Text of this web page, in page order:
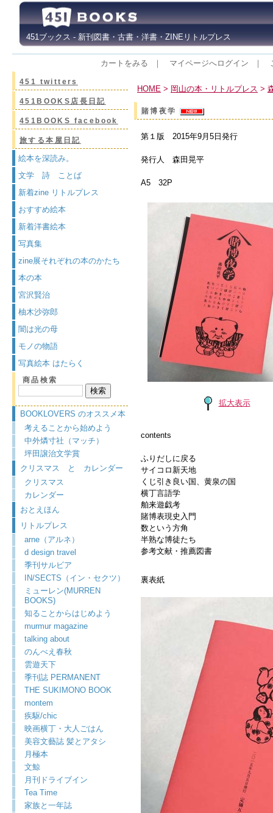
451ブックス - 新刊図書・古書・洋書・ZINEリトルプレス
カートをみる ｜ マイページへログイン ｜
451 twitters
451BOOKS店長日記
451BOOKS facebook
旅する本屋日記
絵本を深読み。
文学 詩 ことば
新着zine リトルプレス
おすすめ絵本
新着洋書絵本
写真集
zine展それぞれの本のかたち
本の本
宮沢賢治
柚木沙弥郎
闇は光の母
モノの物語
写真絵本 はたらく
商品検索
BOOKLOVERS のオススメ本
考えることから始めよう
中外燐寸社（マッチ）
坪田譲治文学賞
クリスマス と カレンダー
クリスマス
カレンダー
おとえほん
リトルプレス
arne（アルネ）
d design travel
季刊サルビア
IN/SECTS（イン・セクツ）
ミューレン(MURREN
BOOKS)
知ることからはじめよう
murmur magazine
talking about
のんべえ春秋
雲遊天下
季刊誌 PERMANENT
THE SUKIMONO BOOK
montem
疾駆/chic
映画横丁・大人ごはん
美容文藝誌 髪とアタシ
月極本
文鯨
月刊ドライブイン
Tea Time
家族と一年誌
HOME > 岡山の本・リトルプレス >
賭博夜学
第１版 2015年9月5日発行
発行人 森田晃平
A5 32P
拡大表示
contents
ふりだしに戻る
サイコロ新天地
くじ引き良い国、黄泉の国
横丁言語学
舶来遊戯考
賭博表現史入門
数という方角
半熟な博徒たち
参考文献・推薦図書
裏表紙